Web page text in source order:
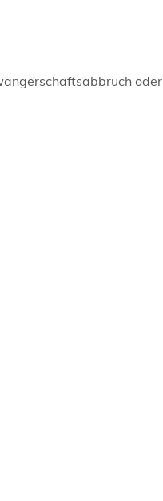
oder